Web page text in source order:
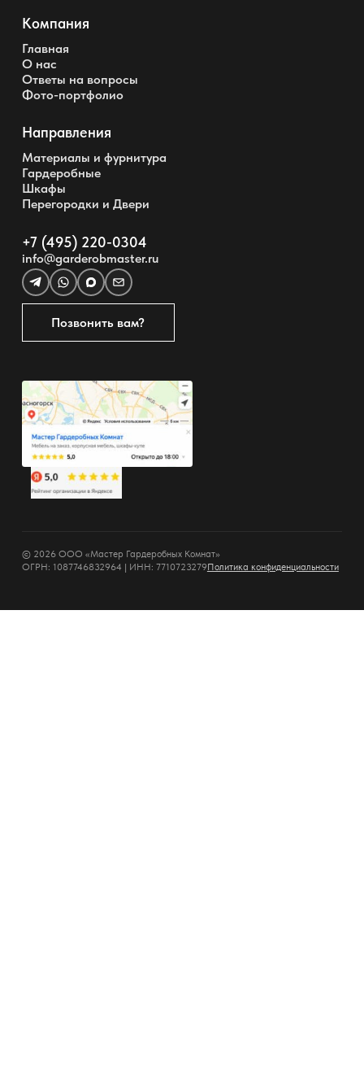
Компания
Главная
О нас
Ответы на вопросы
Фото-портфолио
Направления
Материалы и фурнитура
Гардеробные
Шкафы
Перегородки и Двери
+7 (495) 220-0304
info@garderobmaster.ru
Позвонить вам?
© 2026 ООО «Мастер Гардеробных Комнат»
ОГРН: 1087746832964 | ИНН: 7710723279Политика конфиденциальности